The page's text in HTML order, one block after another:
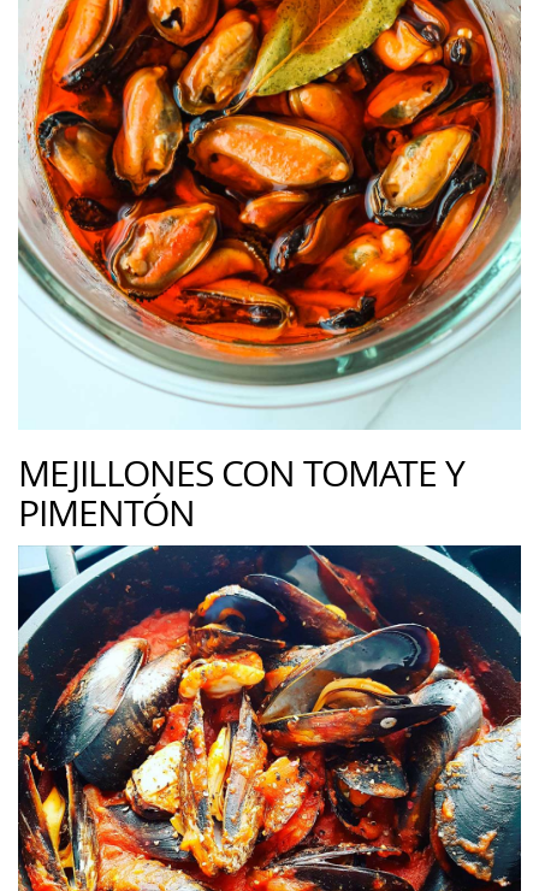
MEJILLONES CON TOMATE Y
PIMENTÓN